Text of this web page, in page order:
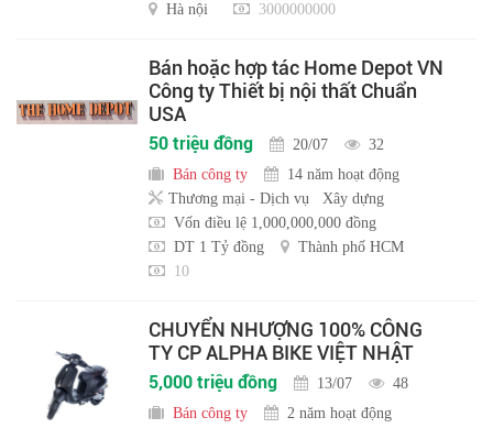
Hà nội
3000000000
Bán hoặc hợp tác Home Depot VN
Công ty Thiết bị nội thất Chuẩn
USA
50 triệu đồng 20/07
32
Bán công ty
14 năm hoạt động
Thương mại - Dịch vụ
Xây dựng
Vốn điều lệ 1,000,000,000 đồng
DT 1 Tỷ đồng
Thành phố HCM
10
CHUYỂN NHƯỢNG 100% CÔNG
TY CP ALPHA BIKE VIỆT NHẬT
5,000 triệu đồng 13/07
48
Bán công ty
2 năm hoạt động